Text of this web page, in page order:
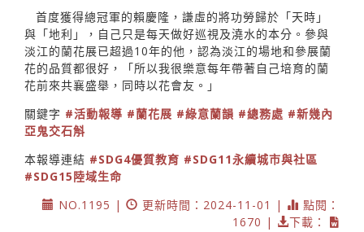
首度獲得總冠軍的賴慶隆，謙虛的將功勞歸於「天時」
與「地利」，自己只是每天做好巡視及澆水的本分。參與
淡江的蘭花展已超過10年的他，認為淡江的場地和參展蘭
花的品質都很好，「所以我很樂意每年帶著自己培育的蘭
花前來共襄盛舉，同時以花會友。」
關鍵字 #活動報導 #蘭花展 #綠意蘭韻 #總務處 #新幾內
亞鬼交石斛
本報導連結 #SDG4優質教育 #SDG11永續城市與社區
#SDG15陸域生命
NO.1195 |
更新時間：2024-11-01 |
點閱：
1670 |
下載：